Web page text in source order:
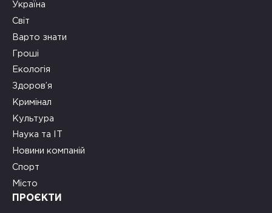
Україна
Світ
Варто знати
Гроші
Екологія
Здоров’я
Кримінал
Культура
Наука та ІТ
Новини компаній
Спорт
Місто
ПРОЄКТИ